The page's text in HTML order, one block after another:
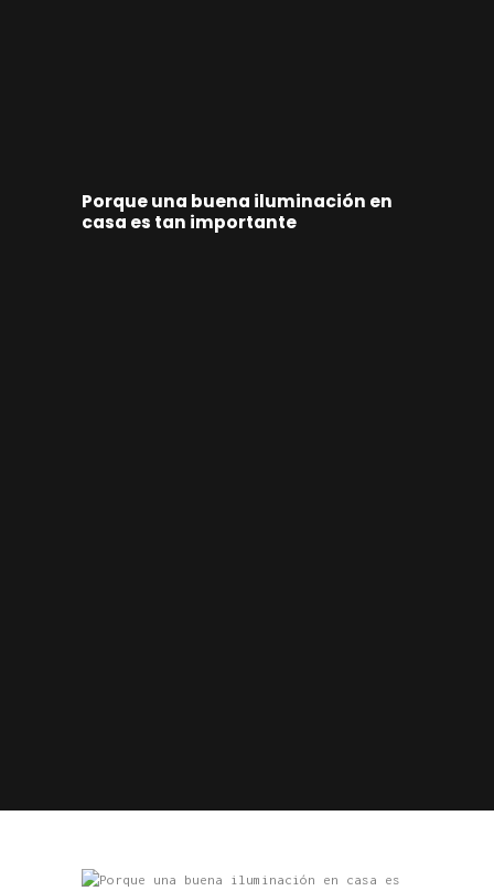
Porque una buena iluminación en
casa es tan importante